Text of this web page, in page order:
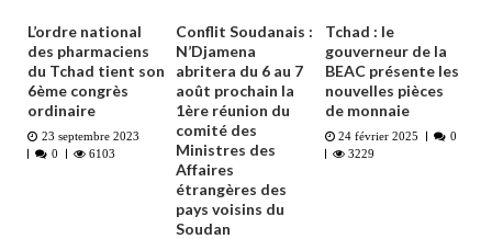
L’ordre national
des pharmaciens
du Tchad tient son
6ème congrès
ordinaire
23 septembre 2023
0
6103
Conflit Soudanais :
N’Djamena
abritera du 6 au 7
août prochain la
1ère réunion du
comité des
Ministres des
Affaires
étrangères des
pays voisins du
Soudan
Tchad : le
gouverneur de la
BEAC présente les
nouvelles pièces
de monnaie
24 février 2025
0
3229